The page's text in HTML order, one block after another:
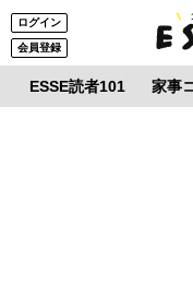
ログイン
会員登録
ESSE読者101 家事